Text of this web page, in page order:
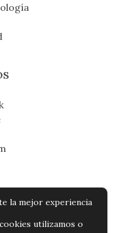
reservados -
la mejor experiencia
utilizamos o